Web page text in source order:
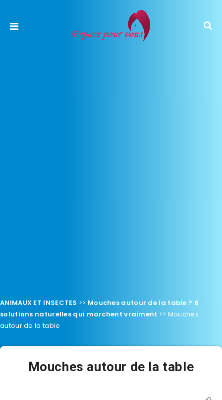
ANIMAUX ET INSECTES >> Mouches autour de la table ? 6
solutions naturelles qui marchent vraiment >> Mouches
autour de la table
Mouches autour de la table